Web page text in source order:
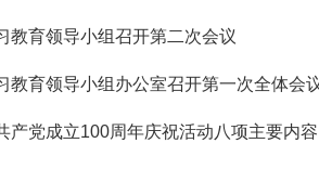
教育领导小组召开第二次会议
教育领导小组办公室召开第一次全体会
产党成立100周年庆祝活动八项主要内容